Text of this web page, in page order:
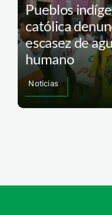
Pueblos
católica
escasez de
humano
Noticias